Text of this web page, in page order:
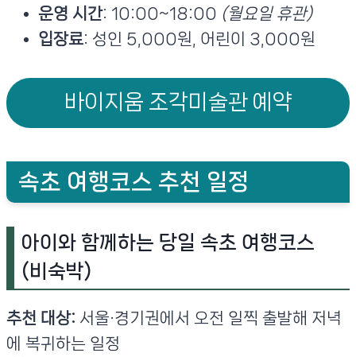
운영 시간: 10:00~18:00 (월요일 휴관)
입장료: 성인 5,000원, 어린이 3,000원
바이지움 조각미술관 예약
속초 여행코스 추천 일정
아이와 함께하는 당일 속초 여행코스
(비숙박)
추천 대상: 서울·경기권에서 오전 일찍 출발해 저녁
에 복귀하는 일정